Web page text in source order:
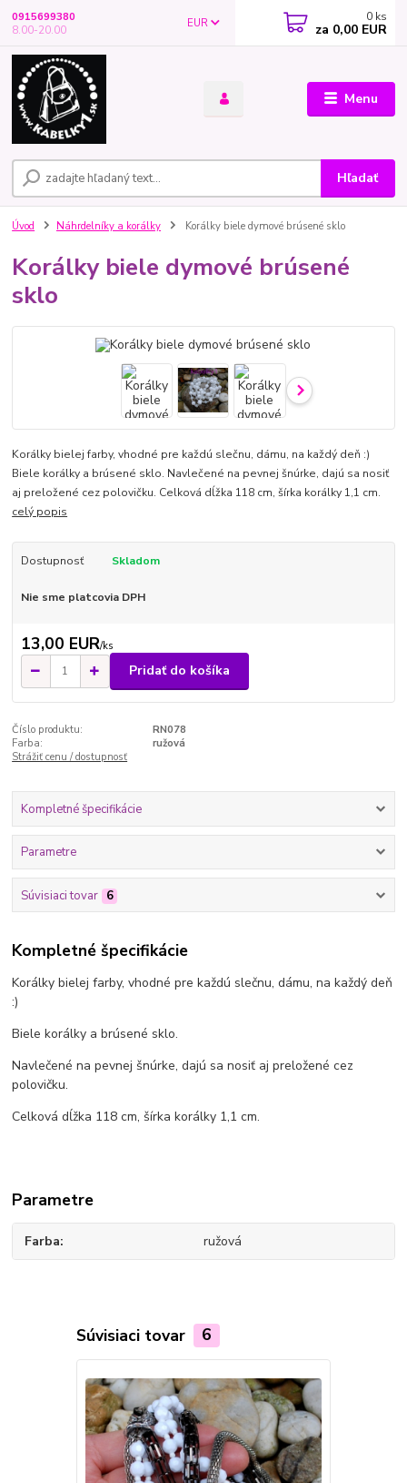
Menu
EUR
Hľadať
0915699380
8.00-20.00
0 ks
za 0,00 EUR
Úvod Náhrdelníky a korálky Korálky biele dymové brúsené sklo
Korálky biele dymové brúsené
sklo
Korálky bielej farby, vhodné pre každú slečnu, dámu, na každý deň :)
Biele korálky a brúsené sklo. Navlečené na pevnej šnúrke, dajú sa nosiť
aj preložené cez polovičku. Celková dĺžka 118 cm, šírka korálky 1,1 cm.
celý popis
Dostupnosť Skladom
Nie sme platcovia DPH
13,00 EUR/ks
Pridať do košíka
Číslo produktu:
RN078
Farba:
ružová
Strážiť cenu / dostupnosť
Kompletné špecifikácie
Parametre
Súvisiaci tovar 6
Kompletné špecifikácie
Korálky bielej farby, vhodné pre každú slečnu, dámu, na každý deň
:)
Biele korálky a brúsené sklo.
Navlečené na pevnej šnúrke, dajú sa nosiť aj preložené cez
polovičku.
Celková dĺžka 118 cm, šírka korálky 1,1 cm.
Parametre
Farba ružová
Súvisiaci tovar 6